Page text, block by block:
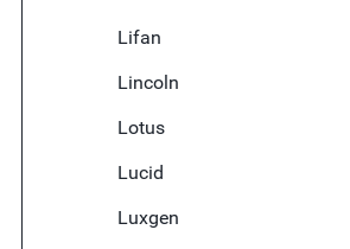
Lifan
Lincoln
Lotus
Lucid
Luxgen